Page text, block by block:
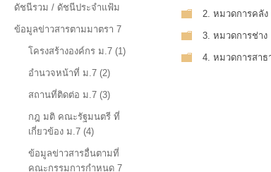
ดัชนีรวม / ดัชนีประจำแฟ้ม
ข้อมูลข่าวสารตามมาตรา 7
โครงสร้างองค์กร ม.7 (1)
อำนวจหน้าที่ ม.7 (2)
สถานที่ติดต่อ ม.7 (3)
กฎ มติ คณะรัฐมนตรี ที่
เกี่ยวข้อง ม.7 (4)
ข้อมูลข่าวสารอื่นตามที่
คณะกรรมการกำหนด 7
2. หมวดการคลัง
3. หมวดการช่าง
4. หมวดการสา